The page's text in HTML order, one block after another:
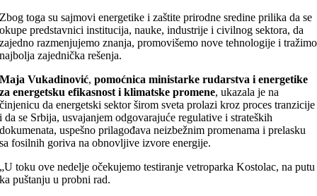
Zbog toga su sajmovi energetike i zaštite prirodne sredine prilika da se
okupe predstavnici institucija, nauke, industrije i civilnog sektora, da
zajedno razmenjujemo znanja, promovišemo nove tehnologije i tražimo
najbolja zajednička rešenja.
Maja Vukadinović,pomoćnica ministarke rudarstva i energetike
za energetsku efikasnost i klimatske promene, ukazala je na
činjenicu da energetski sektor širom sveta prolazi kroz proces tranzicije
i da se Srbija, usvajanjem odgovarajuće regulative i strateških
dokumenata, uspešno prilagođava neizbežnim promenama i prelasku
sa fosilnih goriva na obnovljive izvore energije.
„U toku ove nedelje očekujemo testiranje vetroparka Kostolac, na putu
ka puštanju u probni rad.